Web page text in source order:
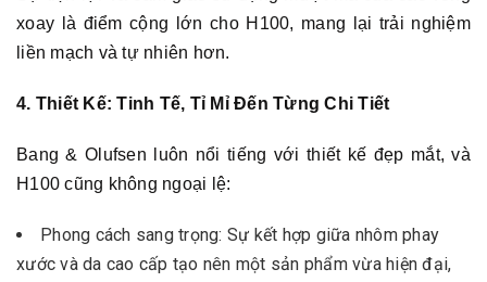
xoay là điểm cộng lớn cho H100, mang lại trải nghiệm
liền mạch và tự nhiên hơn.
4. Thiết Kế: Tinh Tế, Tỉ Mỉ Đến Từng Chi Tiết
Bang & Olufsen luôn nổi tiếng với thiết kế đẹp mắt, và
H100 cũng không ngoại lệ:
Phong cách sang trọng: Sự kết hợp giữa nhôm phay
xước và da cao cấp tạo nên một sản phẩm vừa hiện đại,